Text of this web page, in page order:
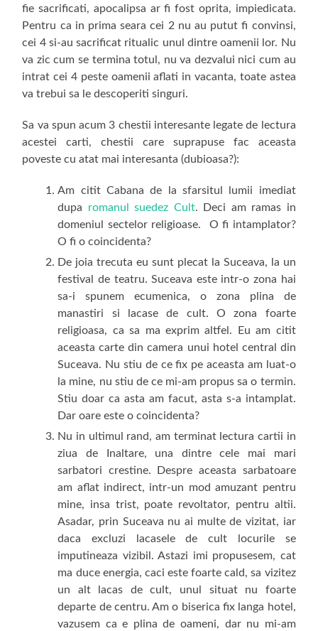
fie sacrificati, apocalipsa ar fi fost oprita, impiedicata.
Pentru ca in prima seara cei 2 nu au putut fi convinsi,
cei 4 si-au sacrificat ritualic unul dintre oamenii lor. Nu
va zic cum se termina totul, nu va dezvalui nici cum au
intrat cei 4 peste oamenii aflati in vacanta, toate astea
va trebui sa le descoperiti singuri.
Sa va spun acum 3 chestii interesante legate de lectura
acestei carti, chestii care suprapuse fac aceasta
poveste cu atat mai interesanta (dubioasa?):
Am citit Cabana de la sfarsitul lumii imediat
dupa romanul suedez Cult. Deci am ramas in
domeniul sectelor religioase. O fi intamplator?
O fi o coincidenta?
De joia trecuta eu sunt plecat la Suceava, la un
festival de teatru. Suceava este intr-o zona hai
sa-i spunem ecumenica, o zona plina de
manastiri si lacase de cult. O zona foarte
religioasa, ca sa ma exprim altfel. Eu am citit
aceasta carte din camera unui hotel central din
Suceava. Nu stiu de ce fix pe aceasta am luat-o
la mine, nu stiu de ce mi-am propus sa o termin.
Stiu doar ca asta am facut, asta s-a intamplat.
Dar oare este o coincidenta?
Nu in ultimul rand, am terminat lectura cartii in
ziua de Inaltare, una dintre cele mai mari
sarbatori crestine. Despre aceasta sarbatoare
am aflat indirect, intr-un mod amuzant pentru
mine, insa trist, poate revoltator, pentru altii.
Asadar, prin Suceava nu ai multe de vizitat, iar
daca excluzi lacasele de cult locurile se
imputineaza vizibil. Astazi imi propusesem, cat
ma duce energia, caci este foarte cald, sa vizitez
un alt lacas de cult, unul situat nu foarte
departe de centru. Am o biserica fix langa hotel,
vazusem ca e plina de oameni, dar nu mi-am